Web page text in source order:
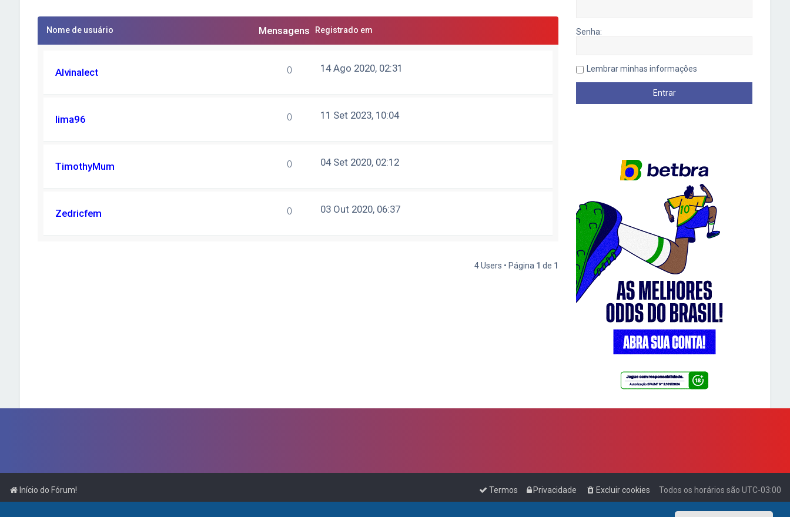
Nome de usuário Mensagens Registrado em
Alvinalect 0 14 Ago 2020, 02:31
lima96 0 11 Set 2023, 10:04
TimothyMum 0 04 Set 2020, 02:12
Zedricfem 0 03 Out 2020, 06:37
4 Users • Página 1 de 1
Senha:
Lembrar minhas informações
Início do Fórum! Todos os horários são UTC-03:00
Excluir cookies
Privacidade
Termos